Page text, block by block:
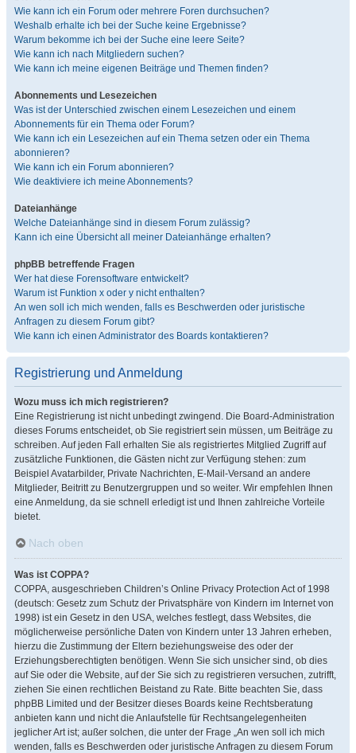
Wie kann ich ein Forum oder mehrere Foren durchsuchen?
Weshalb erhalte ich bei der Suche keine Ergebnisse?
Warum bekomme ich bei der Suche eine leere Seite?
Wie kann ich nach Mitgliedern suchen?
Wie kann ich meine eigenen Beiträge und Themen finden?
Abonnements und Lesezeichen
Was ist der Unterschied zwischen einem Lesezeichen und einem
Abonnements für ein Thema oder Forum?
Wie kann ich ein Lesezeichen auf ein Thema setzen oder ein Thema
abonnieren?
Wie kann ich ein Forum abonnieren?
Wie deaktiviere ich meine Abonnements?
Dateianhänge
Welche Dateianhänge sind in diesem Forum zulässig?
Kann ich eine Übersicht all meiner Dateianhänge erhalten?
phpBB betreffende Fragen
Wer hat diese Forensoftware entwickelt?
Warum ist Funktion x oder y nicht enthalten?
An wen soll ich mich wenden, falls es Beschwerden oder juristische
Anfragen zu diesem Forum gibt?
Wie kann ich einen Administrator des Boards kontaktieren?
Registrierung und Anmeldung
Wozu muss ich mich registrieren?
Eine Registrierung ist nicht unbedingt zwingend. Die Board-Administration
dieses Forums entscheidet, ob Sie registriert sein müssen, um Beiträge zu
schreiben. Auf jeden Fall erhalten Sie als registriertes Mitglied Zugriff auf
zusätzliche Funktionen, die Gästen nicht zur Verfügung stehen: zum
Beispiel Avatarbilder, Private Nachrichten, E-Mail-Versand an andere
Mitglieder, Beitritt zu Benutzergruppen und so weiter. Wir empfehlen Ihnen
eine Anmeldung, da sie schnell erledigt ist und Ihnen zahlreiche Vorteile
bietet.
Nach oben
Was ist COPPA?
COPPA, ausgeschrieben Children’s Online Privacy Protection Act of 1998
(deutsch: Gesetz zum Schutz der Privatsphäre von Kindern im Internet von
1998) ist ein Gesetz in den USA, welches festlegt, dass Websites, die
möglicherweise persönliche Daten von Kindern unter 13 Jahren erheben,
hierzu die Zustimmung der Eltern beziehungsweise des oder der
Erziehungsberechtigten benötigen. Wenn Sie sich unsicher sind, ob dies
auf Sie oder die Website, auf der Sie sich zu registrieren versuchen, zutrifft,
ziehen Sie einen rechtlichen Beistand zu Rate. Bitte beachten Sie, dass
phpBB Limited und der Besitzer dieses Boards keine Rechtsberatung
anbieten kann und nicht die Anlaufstelle für Rechtsangelegenheiten
jeglicher Art ist; außer solchen, die unter der Frage „An wen soll ich mich
wenden, falls es Beschwerden oder juristische Anfragen zu diesem Forum